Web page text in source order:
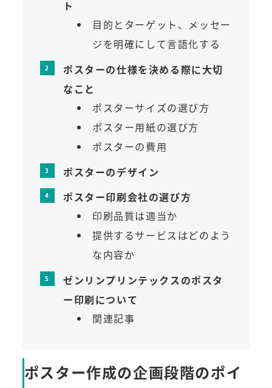
ト
目的とターゲット、メッセー
ジを明確にして言語化する
ポスターの仕様を決める際に大切
なこと
ポスターサイズの選び方
ポスター用紙の選び方
ポスターの費用
ポスターのデザイン
ポスター印刷会社の選び方
印刷品質は適当か
提供するサービスはどのよう
な内容か
ゼンリンプリンテックスのポスタ
ー印刷について
関連記事
ポスター作成の企画段階のポイ